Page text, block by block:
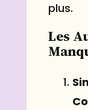
plus.
Les